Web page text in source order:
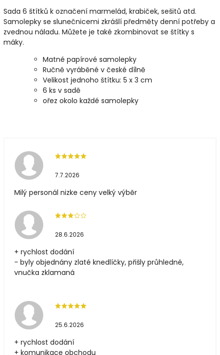
Sada 6 štítků k označení marmelád, krabiček, sešitů atd.
Samolepky se slunečnicemi zkrášlí předměty denní potřeby a
zvednou náladu. Můžete je také zkombinovat se štítky s
máky.
Matné papírové samolepky
Ručně vyráběné v české dílně
Velikost jednoho štítku: 5 x 3 cm
6 ks v sadě
ořez okolo každé samolepky
7.7.2026
Milý personál nizke ceny velký výběr
28.6.2026
+ rychlost dodání
- byly objednány zlaté knedlíčky, přišly průhledné,
vnučka zklamaná
25.6.2026
+ rychlost dodání
+ komunikace obchodu